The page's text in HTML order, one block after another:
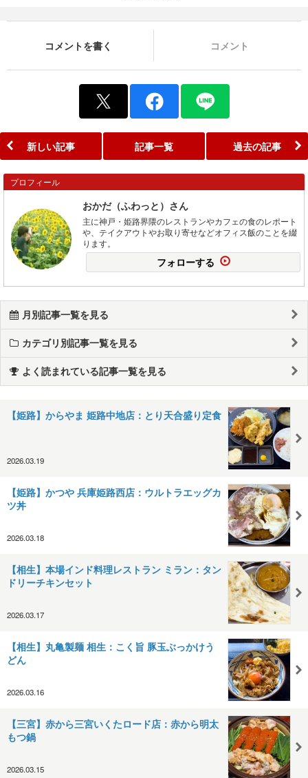
コメントを書く コメント
新しい記事 記事一覧 過去の記事
プロフィール
おかだ（ふわっと）さん
主に神戸・姫路界隈のレストランやカフェの食のレポート
や、テイクアウトやお取り寄せなどオフィス飯のことを綴
ります。
フォローする
月別記事一覧を見る
カテゴリ別記事一覧を見る
よく読まれている記事一覧を見る
【姫路】からやま 姫路中地店：とり天合盛り定食
2026.03.19
【姫路】かつや 兵庫姫路西店：ウルトラエッグカ
ツ丼
2026.03.18
【相生】本場インド料理レストラン ミラン：タン
ドリーチキンセット
2026.03.17
【相生】丸亀製麺 相生：こく旨 豚玉ぶっかけう
どん
2026.03.16
【三宮】赤から三宮いくたロード店：赤から明太
もつ鍋
2026.03.15